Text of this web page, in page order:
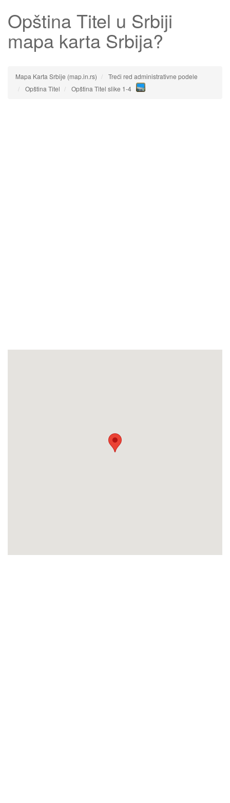
Opština Titel u Srbiji
mapa karta Srbija?
Mapa Karta Srbije (map.in.rs)
Treći red administrativne podele
Opština Titel
Opština Titel slike 1-4